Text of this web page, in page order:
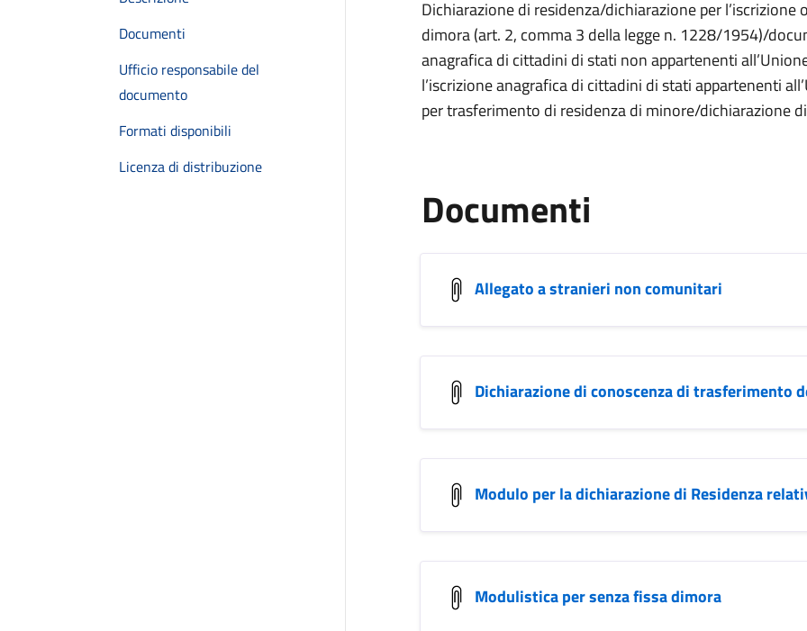
Documenti
Ufficio responsabile del
documento
Formati disponibili
Licenza di distribuzione
Dichiarazione di residenza/dichiarazione per
dimora (art. 2, comma 3 della legge n. 1228/1954)/
anagrafica di cittadini di stati non appartenenti
l’iscrizione anagrafica di cittadini di stati appartenenti
per trasferimento di residenza di minore/dichiarazione
Documenti
Allegato a stranieri non comunitari
Dichiarazione di conoscenza di trasferimento
Modulo per la dichiarazione di Residenza
Modulistica per senza fissa dimora